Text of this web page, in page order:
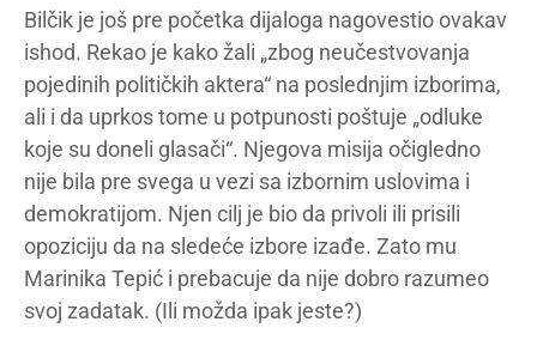
Bilčik je još pre početka dijaloga nagovestio ovakav
ishod. Rekao je kako žali „zbog neučestvovanja
pojedinih političkih aktera“ na poslednjim izborima,
ali i da uprkos tome u potpunosti poštuje „odluke
koje su doneli glasači“. Njegova misija očigledno
nije bila pre svega u vezi sa izbornim uslovima i
demokratijom. Njen cilj je bio da privoli ili prisili
opoziciju da na sledeće izbore izađe. Zato mu
Marinika Tepić i prebacuje da nije dobro razumeo
svoj zadatak. (Ili možda ipak jeste?)